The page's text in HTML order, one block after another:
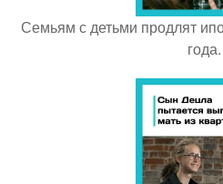
Семьям с детьми продлят
года.